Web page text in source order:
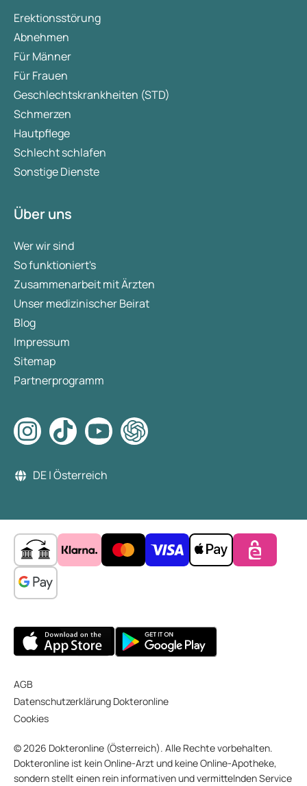
Erektionsstörung
Abnehmen
Für Männer
Für Frauen
Geschlechtskrankheiten (STD)
Schmerzen
Hautpflege
Schlecht schlafen
Sonstige Dienste
Über uns
Wer wir sind
So funktioniert's
Zusammenarbeit mit Ärzten
Unser medizinischer Beirat
Blog
Impressum
Sitemap
Partnerprogramm
DE | Österreich
AGB
Datenschutzerklärung Dokteronline
Cookies
© 2026 Dokteronline (Österreich). Alle Rechte vorbehalten.
Dokteronline ist kein Online-Arzt und keine Online-Apotheke,
sondern stellt einen rein informativen und vermittelnden Service